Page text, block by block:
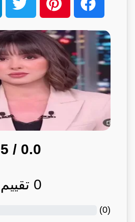
0.0
/ 5
0 تقييم
(
0
)